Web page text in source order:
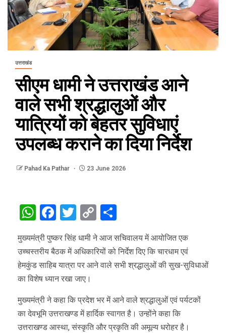
उत्तराखंड
सीएम धामी ने उत्तराखंड आने
वाले सभी श्रद्धालुओं और
यात्रियों को बेहतर सुविधाएं
उपलब्ध कराने का दिया निर्देश
Pahad Ka Pathar 23 June 2026
WhatsApp
Facebook
Twitter
Copy
Link
मुख्यमंत्री पुष्कर सिंह धामी ने आज सचिवालय में आयोजित एक
उच्चस्तरीय बैठक में अधिकारियों को निर्देश दिए कि चारधाम एवं
हेमकुंड साहिब यात्रा पर आने वाले सभी श्रद्धालुओं की सुख-सुविधाओं
का विशेष ध्यान रखा जाए।
मुख्यमंत्री ने कहा कि प्रदेश भर में आने वाले श्रद्धालुओं एवं पर्यटकों
का देवभूमि उत्तराखण्ड में हार्दिक स्वागत है। उन्होंने कहा कि
उत्तराखण्ड आस्था, संस्कृति और प्रकृति की अमूल्य धरोहर है।